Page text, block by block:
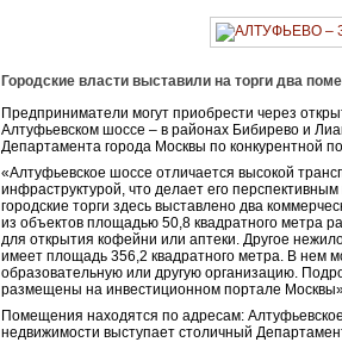
Городские власти выставили на торги два
Предприниматели могут приобрести через
Алтуфьевском шоссе – в районах Бибирево и
Департамента города Москвы по конкурентной
«Алтуфьевское шоссе отличается высокой
инфраструктурой, что делает его
городские торги здесь выставлено два
из объектов площадью 50,8 квадратного метра
для открытия кофейни или аптеки. Другое
имеет площадь 356,2 квадратного метра. В нем
образовательную или другую организацию.
размещены на инвестиционном портале
Помещения находятся по адресам:
недвижимости выступает столичный